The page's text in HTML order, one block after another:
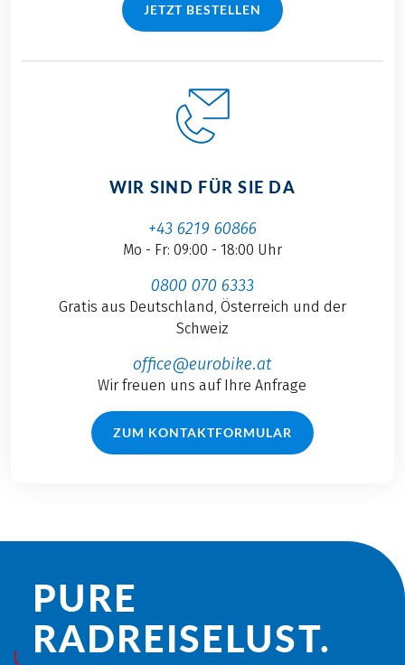
JETZT BESTELLEN
WIR SIND FÜR SIE DA
+43 6219 60866
Mo - Fr: 09:00 - 18:00 Uhr
0800 070 6333
Gratis aus Deutschland, Österreich und der
Schweiz
office@eurobike.at
Wir freuen uns auf Ihre Anfrage
ZUM KONTAKTFORMULAR
PURE
RADREISE­LUST.